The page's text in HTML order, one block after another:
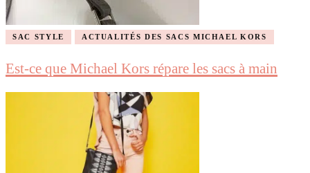
SAC STYLE ACTUALITÉS DES SACS MICHAEL KORS
Est-ce que Michael Kors répare les sacs à main